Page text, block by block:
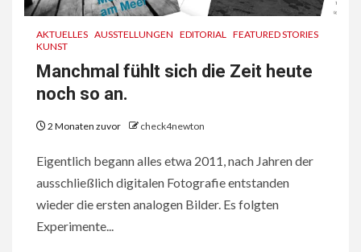
AKTUELLES AUSSTELLUNGEN EDITORIAL FEATURED STORIES
KUNST
Manchmal fühlt sich die Zeit heute
noch so an.
2 Monaten zuvor check4newton
Eigentlich begann alles etwa 2011, nach Jahren der
ausschließlich digitalen Fotografie entstanden
wieder die ersten analogen Bilder. Es folgten
Experimente...